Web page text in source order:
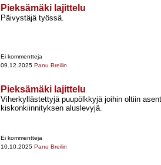
Pieksämäki lajittelu
Päivystäjä työssä.
Ei kommentteja
09.12.2025 Panu Breilin
Pieksämäki lajittelu
Viherkyllästettyjä puupölkkyjä joihin oltiin
kiskonkiinnityksen aluslevyjä.
Ei kommentteja
10.10.2025 Panu Breilin